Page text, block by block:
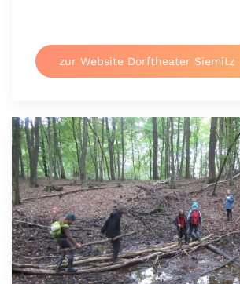
zur Website Dorftheater Siemitz